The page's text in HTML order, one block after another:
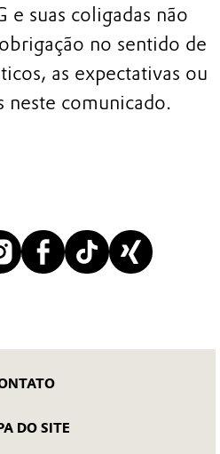
e suas coligadas não
no sentido de
as expectativas ou
neste comunicado.
DO SITE